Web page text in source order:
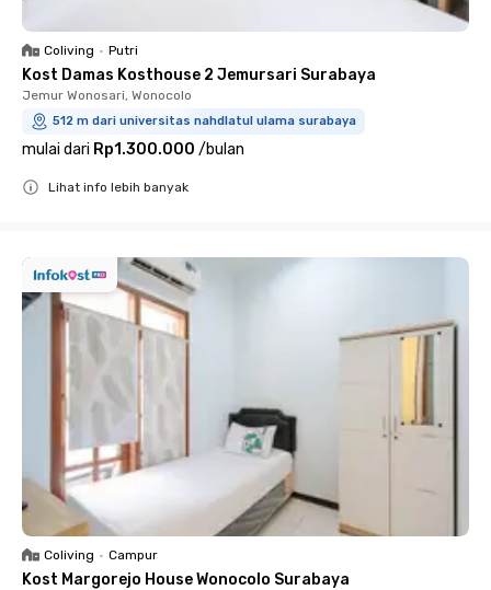
Coliving • Putri
Kost Damas Kosthouse 2 Jemursari Surabaya
Jemur Wonosari, Wonocolo
512 m dari universitas nahdlatul ulama surabaya
mulai dari Rp1.300.000 /bulan
Lihat info lebih banyak
Coliving • Campur
Kost Margorejo House Wonocolo Surabaya